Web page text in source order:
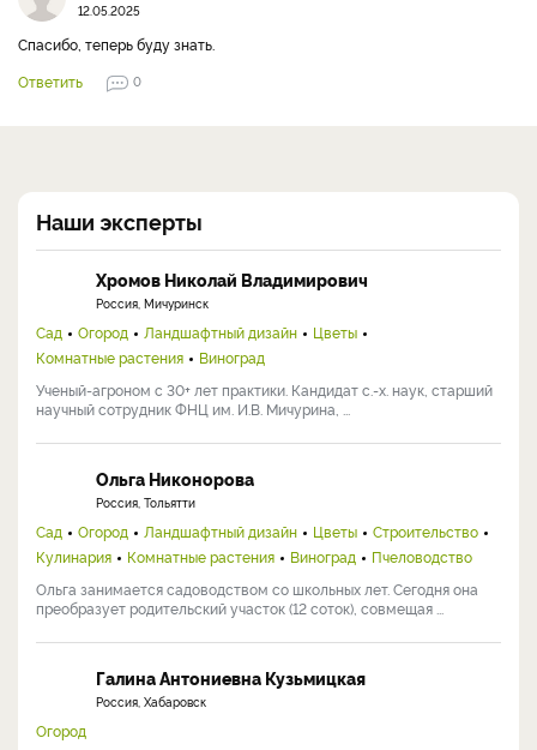
12.05.2025
Спасибо, теперь буду знать.
Ответить
0
Наши эксперты
Хромов Николай Владимирович
Россия, Мичуринск
Сад Огород Ландшафтный дизайн
Цветы
Комнатные растения
Виноград
Ученый-агроном с 30+ лет практики. Кандидат с.-х. наук, старший
научный сотрудник ФНЦ им. И.В. Мичурина, ...
Ольга Никонорова
Россия, Тольятти
Сад Огород Ландшафтный дизайн Цветы
Строительство
Кулинария
Комнатные растения Виноград
Пчеловодство
Ольга занимается садоводством со школьных лет. Сегодня она
преобразует родительский участок (12 соток), совмещая ...
Галина Антониевна Кузьмицкая
Россия, Хабаровск
Огород